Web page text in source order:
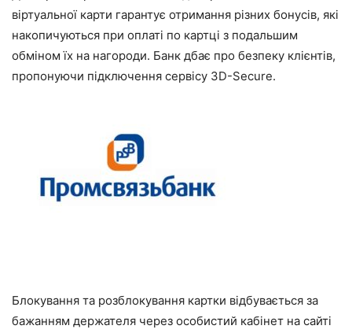
віртуальної карти гарантує отримання різних бонусів, які
накопичуються при оплаті по картці з подальшим
обміном їх на нагороди. Банк дбає про безпеку клієнтів,
пропонуючи підключення сервісу 3D-Secure.
Блокування та розблокування картки відбувається за
бажанням держателя через особистий кабінет на сайті